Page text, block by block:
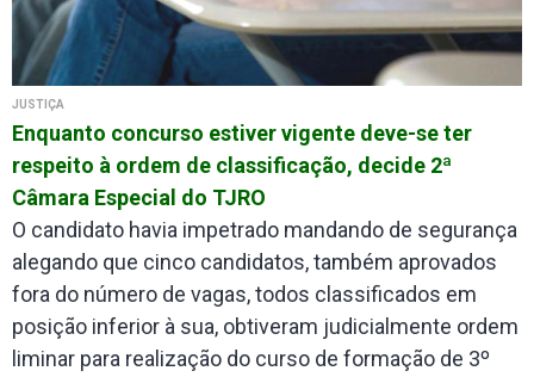
JUSTIÇA
Enquanto concurso estiver vigente deve-se ter
respeito à ordem de classificação, decide 2ª
Câmara Especial do TJRO
O candidato havia impetrado mandando de segurança
alegando que cinco candidatos, também aprovados
fora do número de vagas, todos classificados em
posição inferior à sua, obtiveram judicialmente ordem
liminar para realização do curso de formação de 3º